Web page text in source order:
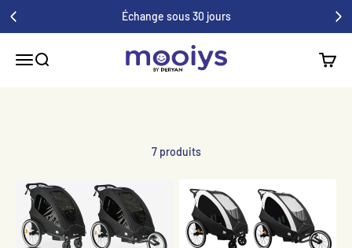
Échange sous 30 jours
MenuRecherche
Mooiys
7 produits